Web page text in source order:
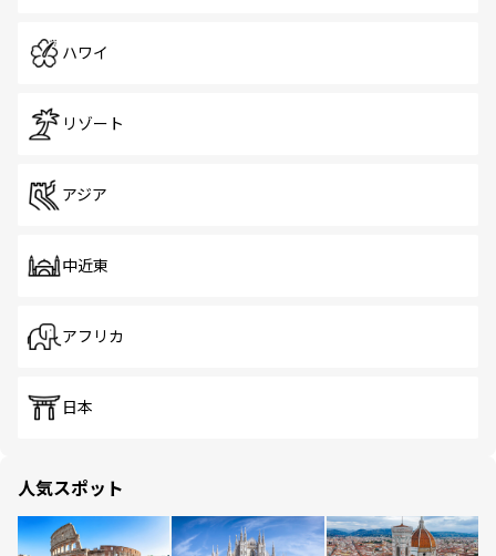
ハワイ
リゾート
アジア
中近東
アフリカ
日本
人気スポット